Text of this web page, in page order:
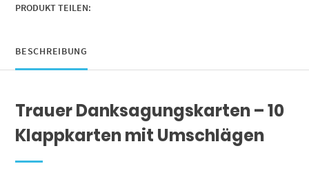
Motiv
Welle,
Danke
Beerdigung,
Menge
PRODUKT TEILEN:
BESCHREIBUNG
Trauer Danksagungskarten – 10
Klappkarten mit Umschlägen